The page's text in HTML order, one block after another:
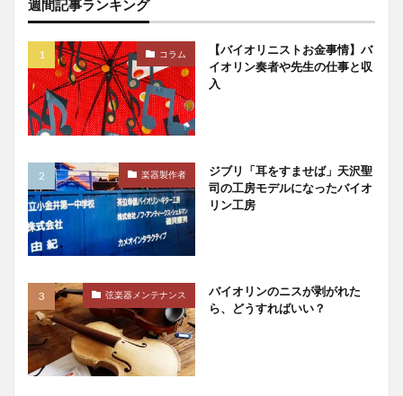
週間記事ランキング
コラム
【バイオリニストお金事情】バ
イオリン奏者や先生の仕事と収
入
楽器製作者
ジブリ「耳をすませば」天沢聖
司の工房モデルになったバイオ
リン工房
弦楽器メンテナンス
バイオリンのニスが剥がれた
ら、どうすればいい？